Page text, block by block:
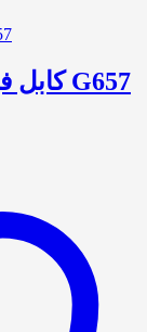
کابل فیبر نوری 24 کر – سینگل مد G657